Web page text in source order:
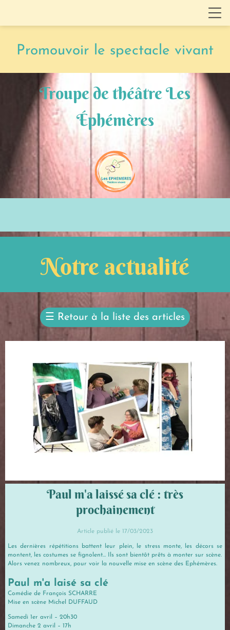
Promouvoir le spectacle vivant
Troupe de théâtre Les
Éphémères
Notre actualité
☰ Retour à la liste des articles
Paul m'a laissé sa clé : très
prochainement
Article publié le 17/03/2023
Les dernières répétitions battent leur plein, le stress monte, les décors se
montent, les costumes se fignolent… Ils sont bientôt prêts à monter sur scène.
Alors venez nombreux, pour voir la nouvelle mise en scène des Ephémères.
Paul m'a laisé sa clé
Comédie de François SCHARRE
Mise en scène Michel DUFFAUD
Samedi 1er avril – 20h30
Dimanche 2 avril – 17h